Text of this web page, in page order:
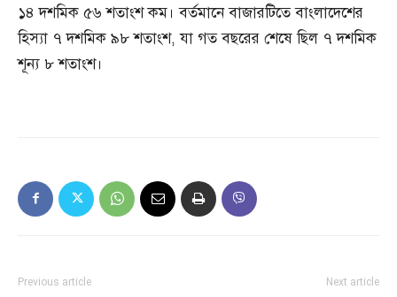
১৪ দশমিক ৫৬ শতাংশ কম। বর্তমানে বাজারটিতে বাংলাদেশের
হিস্যা ৭ দশমিক ৯৮ শতাংশ, যা গত বছরের শেষে ছিল ৭ দশমিক
শূন্য ৮ শতাংশ।
Previous article Next article